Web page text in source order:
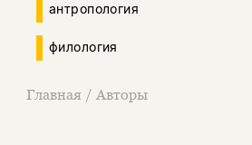
антропология
филология
Главная / Авторы